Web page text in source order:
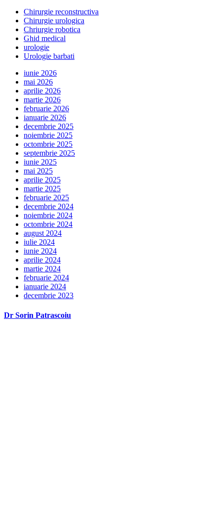
Chirurgie reconstructiva
Chirurgie urologica
Chriurgie robotica
Ghid medical
urologie
Urologie barbati
iunie 2026
mai 2026
aprilie 2026
martie 2026
februarie 2026
ianuarie 2026
decembrie 2025
noiembrie 2025
octombrie 2025
septembrie 2025
iunie 2025
mai 2025
aprilie 2025
martie 2025
februarie 2025
decembrie 2024
noiembrie 2024
octombrie 2024
august 2024
iulie 2024
iunie 2024
aprilie 2024
martie 2024
februarie 2024
ianuarie 2024
decembrie 2023
Dr Sorin Patrascoiu